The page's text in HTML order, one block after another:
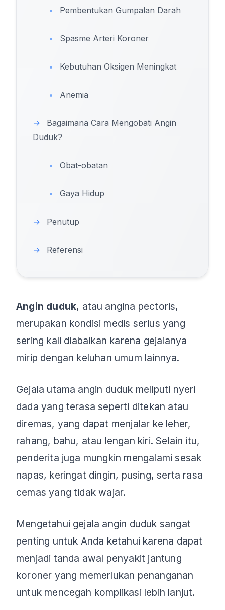
• Pembentukan Gumpalan Darah
• Spasme Arteri Koroner
• Kebutuhan Oksigen Meningkat
• Anemia
→
Bagaimana Cara Mengobati Angin
Duduk?
• Obat-obatan
• Gaya Hidup
→ Penutup
→ Referensi
Angin duduk, atau angina pectoris,
merupakan kondisi medis serius yang
sering kali diabaikan karena gejalanya
mirip dengan keluhan umum lainnya.
Gejala utama angin duduk meliputi nyeri
dada yang terasa seperti ditekan atau
diremas, yang dapat menjalar ke leher,
rahang, bahu, atau lengan kiri. Selain itu,
penderita juga mungkin mengalami sesak
napas, keringat dingin, pusing, serta rasa
cemas yang tidak wajar.
Mengetahui gejala angin duduk sangat
penting untuk Anda ketahui karena dapat
menjadi tanda awal penyakit jantung
koroner yang memerlukan penanganan
untuk mencegah komplikasi lebih lanjut.